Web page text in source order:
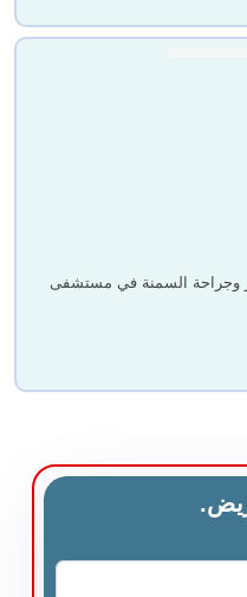
وجراحة السمنة في مستشفى